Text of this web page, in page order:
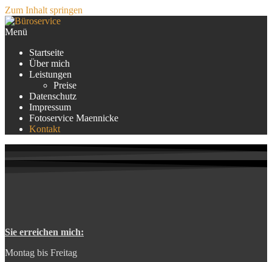
Zum Inhalt springen
Menü
Startseite
Über mich
Leistungen
Preise
Datenschutz
Impressum
Fotoservice Maennicke
Kontakt
Sie erreichen mich:
Montag bis Freitag